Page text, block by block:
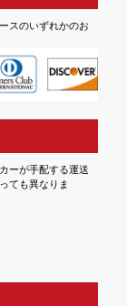
スのいずれかのお
ーが手配する運送
ても異なりま